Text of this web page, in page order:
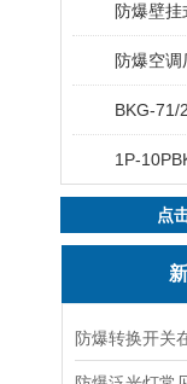
防爆壁挂
防爆空调
1P-
点